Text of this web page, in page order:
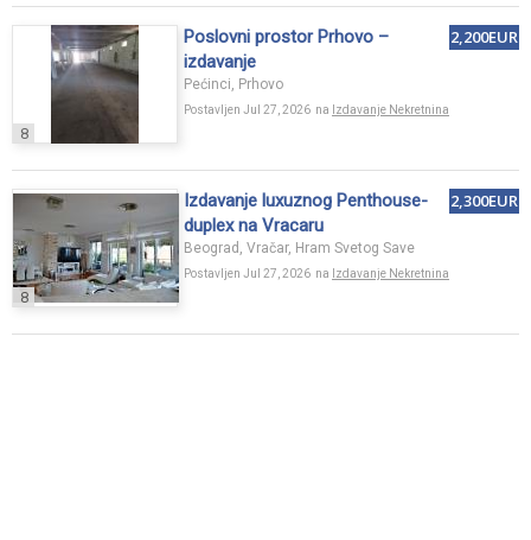
8
Poslovni prostor Prhovo –
izdavanje
Pećinci, Prhovo
Postavljen Jul 27, 2026 na Izdavanje Nekretnina
2,200EUR
8
Izdavanje luxuznog Penthouse-
duplex na Vracaru
Beograd, Vračar, Hram Svetog Save
Postavljen Jul 27, 2026 na Izdavanje Nekretnina
2,300EUR